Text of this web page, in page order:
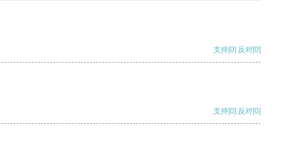
支持[0] 反对[0]
支持[0] 反对[0]